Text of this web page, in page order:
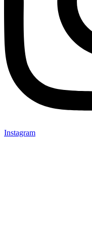
Instagram